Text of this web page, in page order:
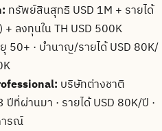
ทรัพย์สินสุทธิ USD 1M + รายได้
ลงทุนใน TH USD 500K
50+ · บำนาญ/รายได้ USD 80K/
บริษัทต่างชาติ
ปีที่ผ่านมา · รายได้ USD 80K/ปี ·
รณ์